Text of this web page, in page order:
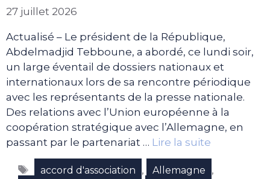
27 juillet 2026
Actualisé – Le président de la République,
Abdelmadjid Tebboune, a abordé, ce lundi soir,
un large éventail de dossiers nationaux et
internationaux lors de sa rencontre périodique
avec les représentants de la presse nationale.
Des relations avec l’Union européenne à la
coopération stratégique avec l’Allemagne, en
passant par le partenariat … Lire la suite
Étiquettes
accord d'association , Allemagne ,